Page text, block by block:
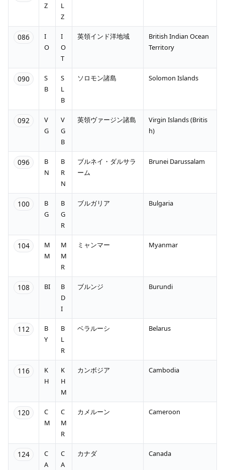
Z
L
Z
086
I
O
I
O
T
英領インド洋地域
British Indian Ocean
Territory
090
S
B
S
L
B
ソロモン諸島 Solomon Islands
092
V
G
V
G
B
英領ヴァージン諸島
Virgin Islands (Britis
h)
096
B
N
B
R
N
ブルネイ・ダルサラ
ーム
Brunei Darussalam
100
B
G
B
G
R
ブルガリア Bulgaria
104
M
M
M
M
R
ミャンマー Myanmar
108 BI
B
D
I
ブルンジ Burundi
112
B
Y
B
L
R
ベラルーシ Belarus
116
K
H
K
H
M
カンボジア Cambodia
120
C
M
C
M
R
カメルーン Cameroon
124
C
A
C
A
カナダ Canada